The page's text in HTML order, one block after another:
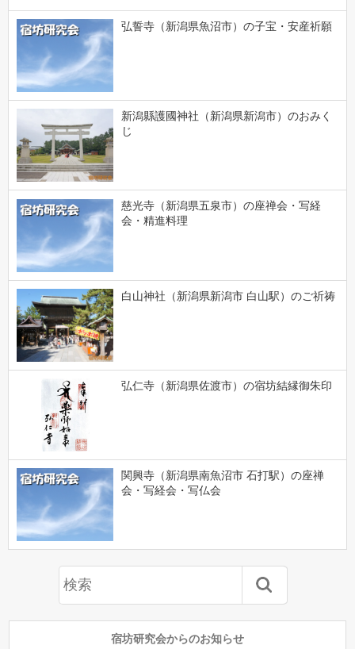
弘誓寺（新潟県魚沼市）の子宝・安産祈願
新潟縣護國神社（新潟県新潟市）のおみく
じ
慈光寺（新潟県五泉市）の座禅会・写経
会・精進料理
白山神社（新潟県新潟市 白山駅）のご祈祷
弘仁寺（新潟県佐渡市）の宿坊結縁御朱印
関興寺（新潟県南魚沼市 石打駅）の座禅
会・写経会・写仏会
宿坊研究会からのお知らせ